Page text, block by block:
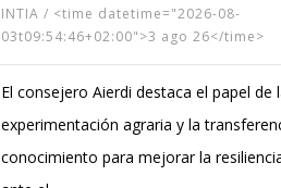
INTIA / <time datetime="2026-08-
03t09:54:46+02:00">3 ago 26</time>
El consejero Aierdi destaca el papel de
experimentación agraria y la
conocimiento para mejorar la